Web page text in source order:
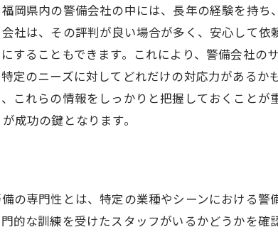
た警備選び
警備会社選び
見極め方
を考える
会社を探す
岡県内の警備会社の中には、長年の経験を持ち
社は、その評判が良い場合が多く、安心して依
することもできます。これにより、警備会社の
定のニーズに対してどれだけの対応力があるか
これらの情報をしっかりと把握しておくことが
成功の鍵となります。
の専門性とは、特定の業種やシーンにおける警
的な訓練を受けたスタッフがいるかどうかを確